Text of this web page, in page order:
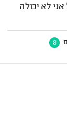
לא יכולה
8